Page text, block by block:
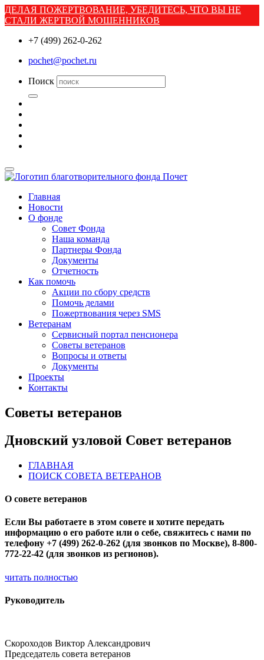
ДЕЛАЯ ПОЖЕРТВОВАНИЕ, УБЕДИТЕСЬ, ЧТО ВЫ НЕ
СТАЛИ ЖЕРТВОЙ МОШЕННИКОВ
+7 (499) 262-0-262
pochet@pochet.ru
Поиск
Главная
Новости
О фонде
Совет Фонда
Наша команда
Партнеры Фонда
Документы
Отчетность
Как помочь
Акции по сбору средств
Помочь делами
Пожертвования через SMS
Ветеранам
Сервисный портал пенсионера
Советы ветеранов
Вопросы и ответы
Документы
Проекты
Контакты
Советы ветеранов
Дновский узловой Совет ветеранов
ГЛАВНАЯ
ПОИСК СОВЕТА ВЕТЕРАНОВ
О совете ветеранов
Если Вы работаете в этом совете и хотите передать
информацию о его работе или о себе, свяжитесь с нами по
телефону +7 (499) 262-0-262 (для звонков по Москве), 8-800-
772-22-42 (для звонков из регионов).
читать полностью
Руководитель
Скороходов Виктор Александрович
Председатель совета ветеранов